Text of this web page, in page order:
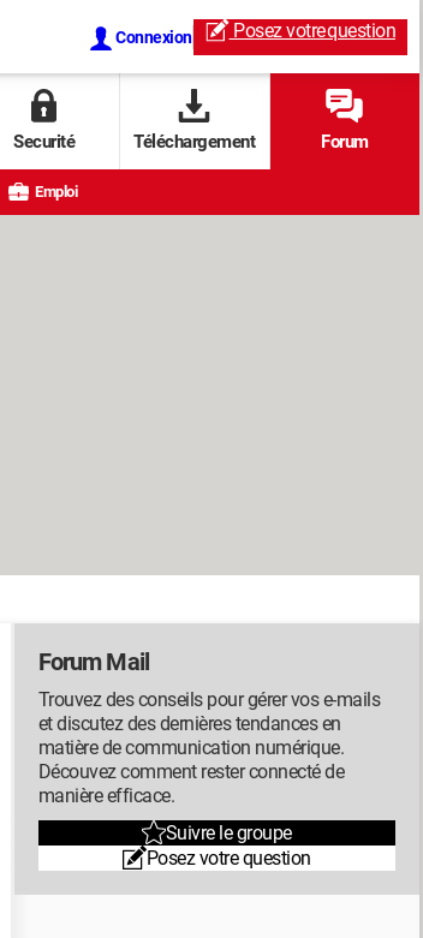
Connexion Posez votrequestion
Securité Téléchargement Forum
Emploi
Forum Mail
Trouvez des conseils pour gérer vos e-mails
et discutez des dernières tendances en
matière de communication numérique.
Découvez comment rester connecté de
manière efficace.
Suivre le groupe
Posez votre question